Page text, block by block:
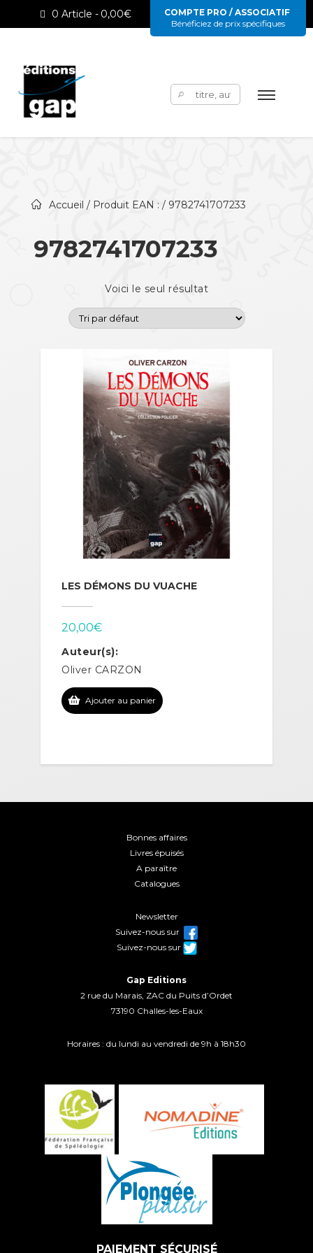
0 Article 0,00€
COMPTE PRO / ASSOCIATIF
Bénéficiez de prix spécifiques
Rechercher :
Accueil / Produit EAN : / 9782741707233
9782741707233
Voici le seul résultat
LES DÉMONS DU VUACHE
20,00€
Auteur(s):
Oliver CARZON
Ajouter au panier
Bonnes affaires
Livres épuisés
A paraître
Catalogues
Newsletter
Suivez-nous sur
Suivez-nous sur
Gap Editions
2 rue du Marais, ZAC du Puits d’Ordet
73190 Challes-les-Eaux
Horaires : du lundi au vendredi de 9h à 18h30
PAIEMENT SÉCURISÉ